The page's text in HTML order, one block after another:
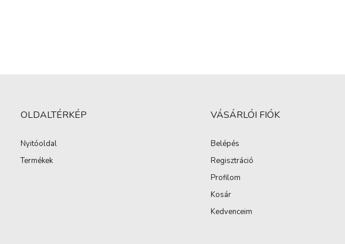
OLDALTÉRKÉP
Nyitóoldal
Termékek
VÁSÁRLÓI FIÓK
Belépés
Regisztráció
Profilom
Kosár
Kedvenceim